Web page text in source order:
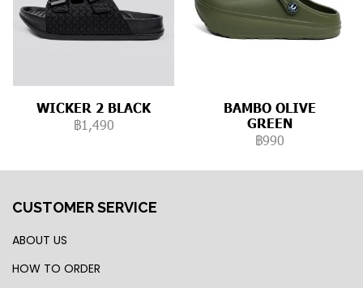
WICKER 2 BLACK
฿1,490
BAMBO OLIVE
GREEN
฿990
CUSTOMER SERVICE
ABOUT US
HOW TO ORDER